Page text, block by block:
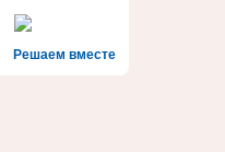
Решаем вместе